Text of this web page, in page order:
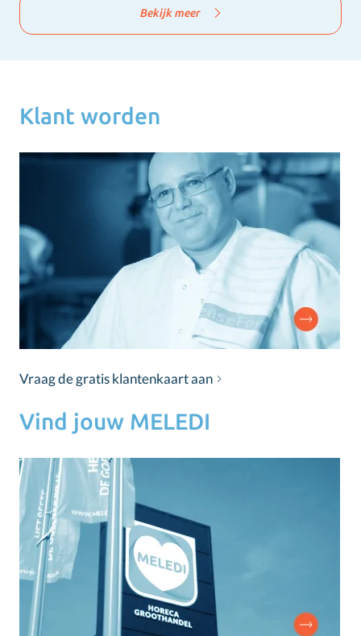
Bekijk meer
Klant worden
Vraag de gratis klantenkaart aan
Vind jouw MELEDI